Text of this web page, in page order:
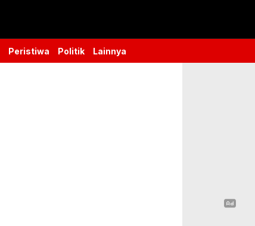
Peristiwa Politik Lainnya